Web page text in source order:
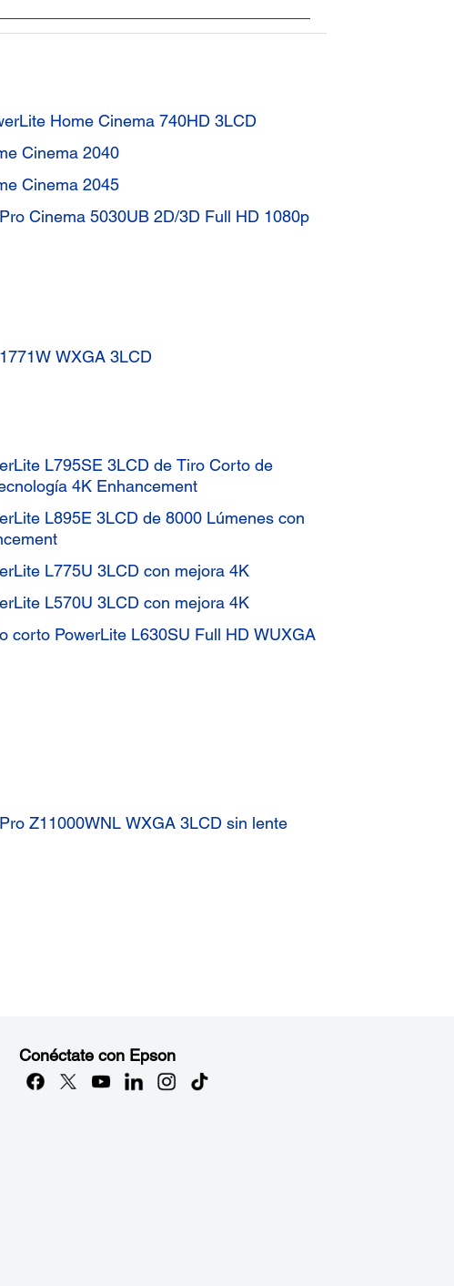
Home Cinema 740HD 3LCD
Cinema 2040
Cinema 2045
Cinema 5030UB 2D/3D Full HD 1080p
WXGA 3LCD
L795SE 3LCD de Tiro Corto de
4K Enhancement
L895E 3LCD de 8000 Lúmenes con
L775U 3LCD con mejora 4K
L570U 3LCD con mejora 4K
corto PowerLite L630SU Full HD WUXGA
Z11000WNL WXGA 3LCD sin lente
Conéctate con Epson